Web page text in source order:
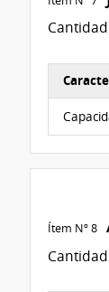
Ítem Nº 8